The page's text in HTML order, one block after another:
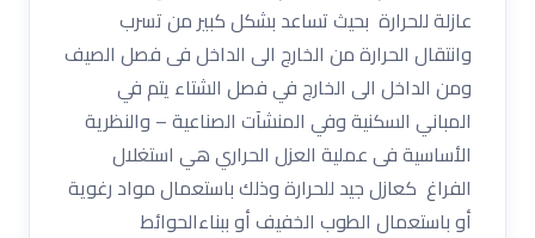
عازلة للحرارة بحيث تساعد بشكل كبير من تسرب
وانتقال الحرارة من الخارج الى الداخل فى فصل الصيف
ومن الداخل الى الخارج في فصل الشتاء يتم في
المباني السكنية وفي المنشآت الصناعية – والنظرية
الأساسية فى عملية العزل الحراري هي استغلال
الفراغ كعازل جيد للحرارة وذلك باستعمال مواد رغوية
أو باستعمال الطوب الخفيف أو ببناءالحوائط